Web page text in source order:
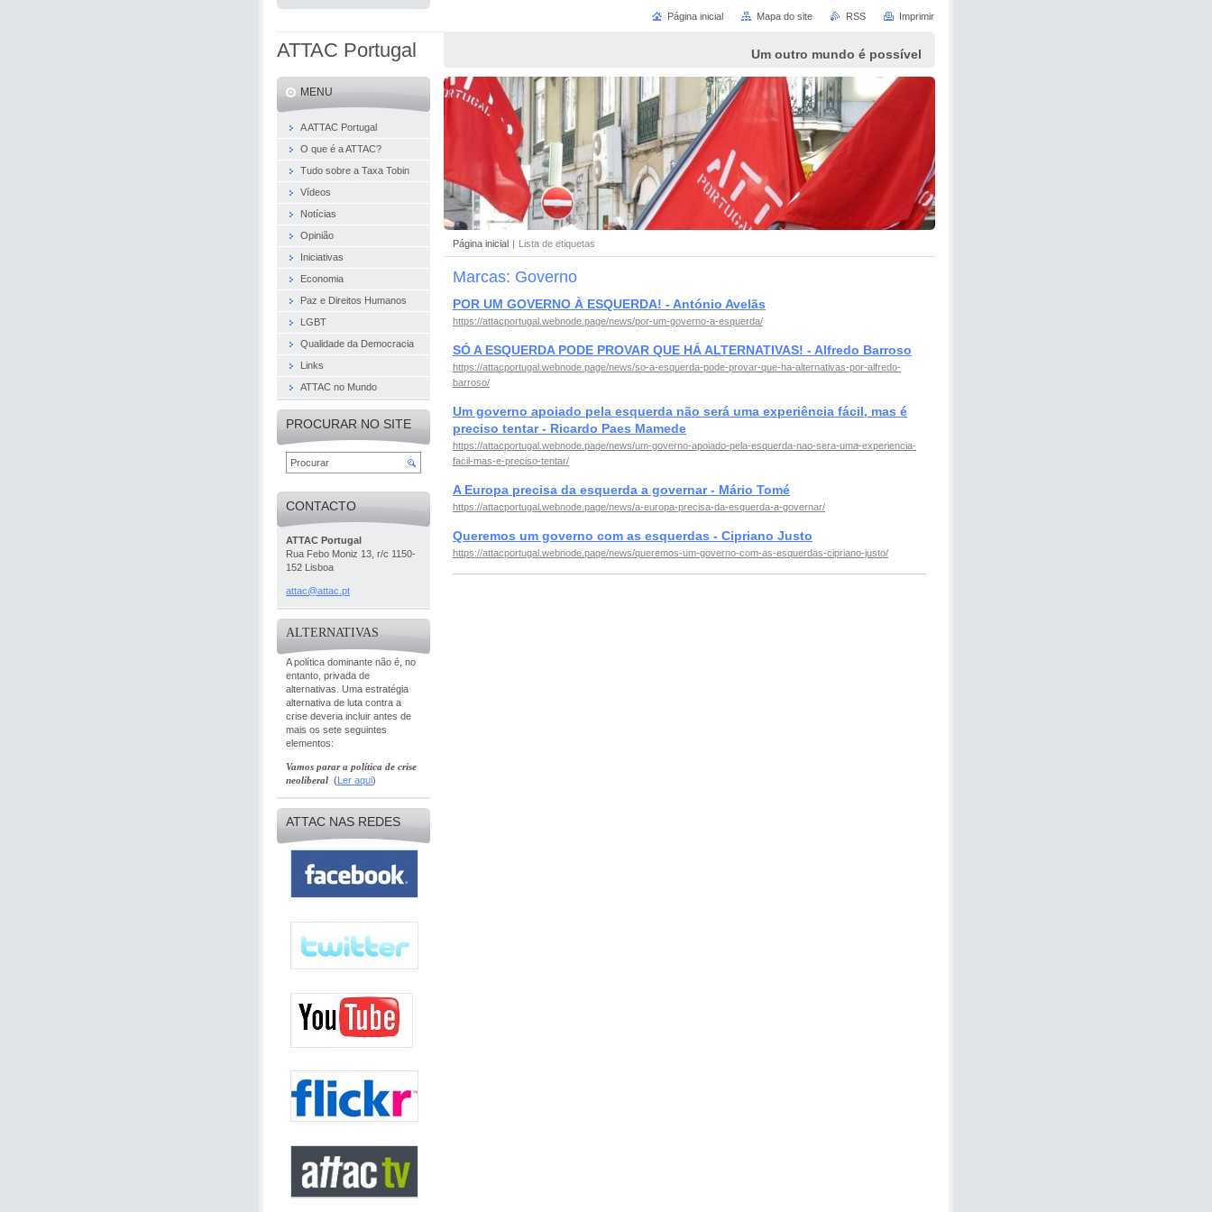
ATTAC Portugal Um outro mundo é possível
Página inicial | Lista de etiquetas
Marcas: Governo
POR UM GOVERNO À ESQUERDA! - António Avelãs
https://attacportugal.webnode.page/news/por-um-governo-a-esquerda/
SÓ A ESQUERDA PODE PROVAR QUE HÁ ALTERNATIVAS! - Alfredo Barroso
https://attacportugal.webnode.page/news/so-a-esquerda-pode-provar-que-ha-alternativas-por-alfredo-
barroso/
Um governo apoiado pela esquerda não será uma experiência fácil, mas é
preciso tentar - Ricardo Paes Mamede
https://attacportugal.webnode.page/news/um-governo-apoiado-pela-esquerda-nao-sera-uma-experiencia-
facil-mas-e-preciso-tentar/
A Europa precisa da esquerda a governar - Mário Tomé
https://attacportugal.webnode.page/news/a-europa-precisa-da-esquerda-a-governar/
Queremos um governo com as esquerdas - Cipriano Justo
https://attacportugal.webnode.page/news/queremos-um-governo-com-as-esquerdas-cipriano-justo/
MENU
A ATTAC Portugal
O que é a ATTAC?
Tudo sobre a Taxa Tobin
Vídeos
Notícias
Opinião
Iniciativas
Economia
Paz e Direitos Humanos
LGBT
Qualidade da Democracia
Links
ATTAC no Mundo
PROCURAR NO SITE
CONTACTO
ATTAC Portugal
Rua Febo Moniz 13, r/c 1150-
152 Lisboa
attac@attac.pt
ALTERNATIVAS
A política dominante não é, no
entanto, privada de
alternativas. Uma estratégia
alternativa de luta contra a
crise deveria incluir antes de
mais os sete seguintes
elementos:
Vamos parar a política de crise
neoliberal (Ler aqui)
ATTAC NAS REDES
Página inicial Mapa do site RSS Imprimir